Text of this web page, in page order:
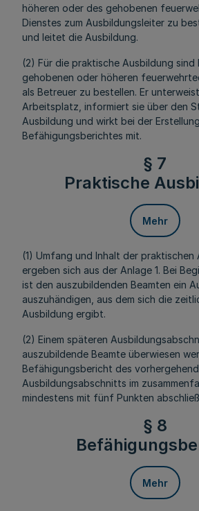
höheren oder des gehobenen
Dienstes zum Ausbildungsleiter zu
und leitet die Ausbildung.
(2) Für die praktische Ausbildung sind
gehobenen oder höheren
als Betreuer zu bestellen. Er
Arbeitsplatz, informiert sie über den
Ausbildung und wirkt bei der
Befähigungsberichtes mit.
§ 7
Praktische
Mehr
(1) Umfang und Inhalt der praktischen
ergeben sich aus der Anlage 1. Bei
ist den auszubildenden Beamten ein
auszuhändigen, aus dem sich die
Ausbildung ergibt.
(2) Einem späteren
auszubildende Beamte überwiesen
Befähigungsbericht des
Ausbildungsabschnitts im
mindestens mit fünf Punkten
§ 8
Mehr